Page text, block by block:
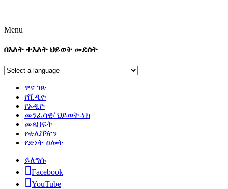
Menu
በእለት ተእለት ህይወት መደሰት
ዋና ገጽ
የቪዲዮ
የኦዲዮ
መንፈሳዊ/ ህይወት-ነክ
መጻህፍት
የቴሌቨዥን
የድነት ፀሎት
ይለግሱ
Facebook
YouTube